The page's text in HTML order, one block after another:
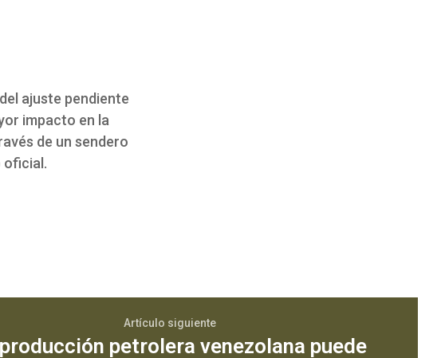
ajuste pendiente
impacto en la
de un sendero
oficial.
Artículo siguiente
petrolera venezolana puede